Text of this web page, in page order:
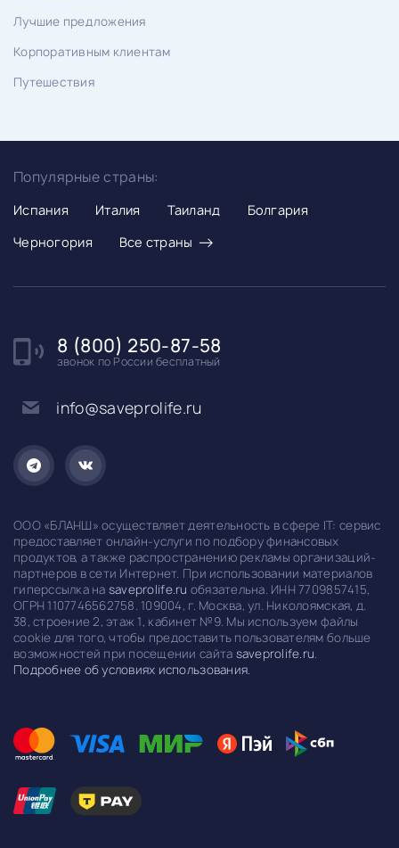
Лучшие предложения
Корпоративным клиентам
Путешествия
Популярные страны:
Испания Италия Таиланд
Болгария
Черногория
Все страны →
8 (800) 250-87-58
звонок по России бесплатный
info@saveprolife.ru
ООО «БЛАНШ» осуществляет деятельность в сфере IT: сервис
предоставляет онлайн-услуги по подбору финансовых
продуктов, а также распространению рекламы организаций-
партнеров в сети Интернет. При использовании материалов
гиперссылка на saveprolife.ru обязательна. ИНН 7709857415,
ОГРН 1107746562758. 109004, г. Москва, ул. Николоямская, д.
38, строение 2, этаж 1, кабинет №9. Мы используем файлы
cookie для того, чтобы предоставить пользователям больше
возможностей при посещении сайта saveprolife.ru.
Подробнее об условиях использования.